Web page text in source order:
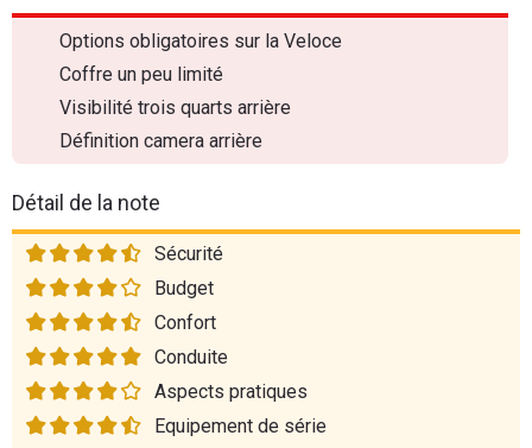
Options obligatoires sur la Veloce
Coffre un peu limité
Visibilité trois quarts arrière
Définition camera arrière
Détail de la note
Sécurité
Budget
Confort
Conduite
Aspects pratiques
Equipement de série